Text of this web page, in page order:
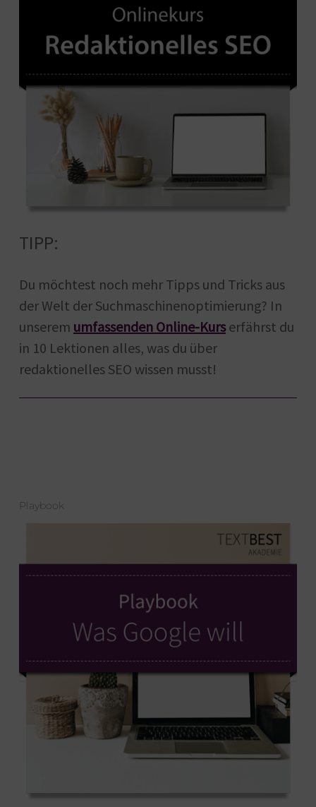
TIPP:
Du möchtest noch mehr Tipps und Tricks aus
der Welt der Suchmaschinenoptimierung? In
unserem umfassenden Online-Kurserfährst du
in 10 Lektionen alles, was du über
redaktionelles SEO wissen musst!
Playbook